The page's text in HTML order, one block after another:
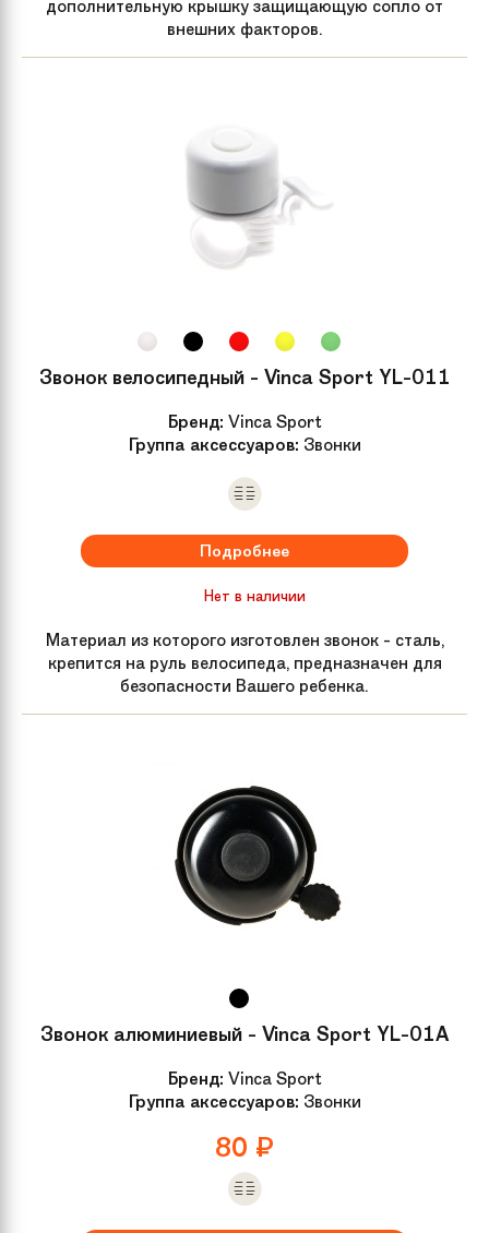
Тормозные ручкиAlloy
Semi - Cartridge
Resin body with reflector
Shimano® Revoshift twist shifters
Задний
переключатель
Shimano® Tourney
Цепь KMC Z50, 7-speed
Обода колес Alloy, 32H
Alloy bolt-on 32H
Steel
штырь
Steel, 25.4 x 300 mm
MTB
Schwinn MTB frame
дополнительную крышку защищающую сопло от
внешних факторов.
Звонок велосипедный - Vinca Sport YL-011
Бренд: Vinca Sport
Группа аксессуаров: Звонки
Подробнее
Нет в наличии
Материал из которого изготовлен звонок - сталь,
крепится на руль велосипеда, предназначен для
безопасности Вашего ребенка.
Звонок алюминиевый - Vinca Sport YL-01A
Бренд: Vinca Sport
Группа аксессуаров: Звонки
80 ₽